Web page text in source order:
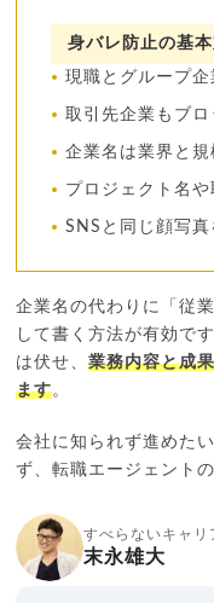
身バレ防止の基
現職とグループ
取引先企業もブロ
企業名は業界と
プロジェクト名
SNSと同じ顔写
企業名の代わりに「従
して書く方法が有効で
は伏せ、業務内容と成
ます。
会社に知られず進めた
ず、転職エージェント
すべらないキャリ
末永雄大